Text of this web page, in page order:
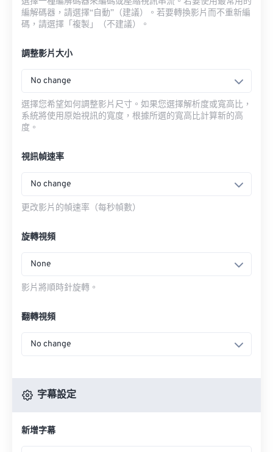
編解碼器，請選擇“自動”（建議）。若要轉換影片而不重新編
碼，請選擇「複製」（不建議）。
調整影片大小
No change
選擇您希望如何調整影片尺寸。如果您選擇解析度或寬高比，
系統將使用原始視訊的寬度，根據所選的寬高比計算新的高
度。
視訊幀速率
No change
更改影片的幀速率（每秒幀數）
旋轉視頻
None
影片將順時針旋轉。
翻轉視頻
No change
字幕設定
新增字幕